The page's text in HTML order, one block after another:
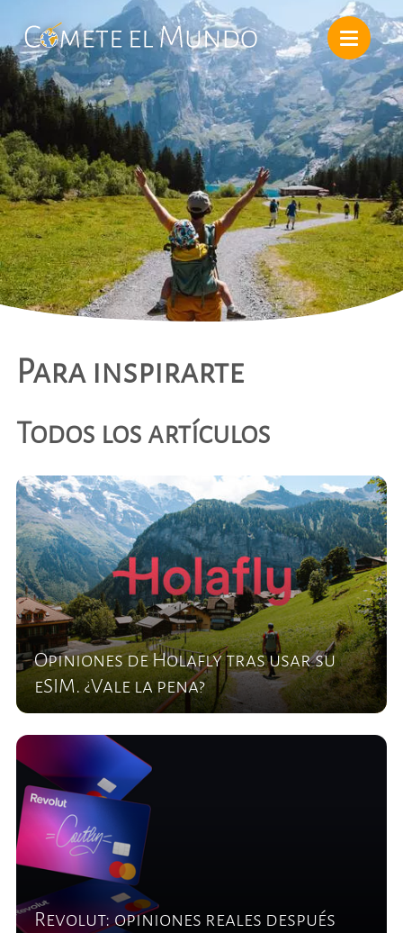
Para inspirarte
Todos los artículos
Opiniones de Holafly tras usar su
eSIM. ¿Vale la pena?
Revolut: opiniones reales después